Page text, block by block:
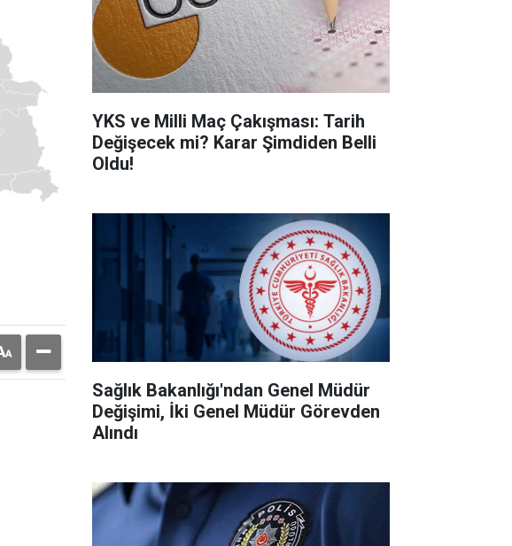
YKS ve Milli Maç Çakışması: Tarih
Değişecek mi? Karar Şimdiden Belli
Oldu!
Sağlık Bakanlığı'ndan Genel Müdür
Değişimi, İki Genel Müdür Görevden
Alındı